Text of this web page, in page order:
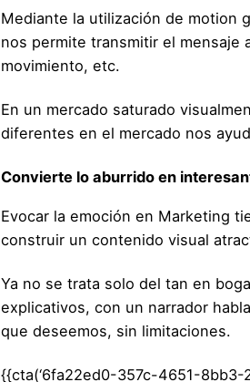
Mediante la utilización de motion
nos permite transmitir el mensaje
movimiento, etc.
En un mercado saturado
diferentes en el mercado nos
Convierte lo aburrido en
Evocar la emoción en Marketing
construir un contenido visual
Ya no se trata solo del tan en boga
explicativos, con un narrador
que deseemos, sin limitaciones.
{{cta(‘6fa22ed0-357c-4651-8bb3-